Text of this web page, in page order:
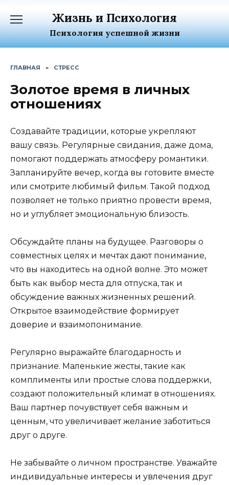
содержанию
Жизнь и Психология
Психология успешной жизни
ГЛАВНАЯ » СТРЕСС
Золотое время в личных
отношениях
Создавайте традиции, которые укрепляют
вашу связь. Регулярные свидания, даже дома,
помогают поддержать атмосферу романтики.
Запланируйте вечер, когда вы готовите вместе
или смотрите любимый фильм. Такой подход
позволяет не только приятно провести время,
но и углубляет эмоциональную близость.
Обсуждайте планы на будущее. Разговоры о
совместных целях и мечтах дают понимание,
что вы находитесь на одной волне. Это может
быть как выбор места для отпуска, так и
обсуждение важных жизненных решений.
Открытое взаимодействие формирует
доверие и взаимопонимание.
Регулярно выражайте благодарность и
признание. Маленькие жесты, такие как
комплименты или простые слова поддержки,
создают положительный климат в отношениях.
Ваш партнер почувствует себя важным и
ценным, что увеличивает желание заботиться
друг о друге.
Не забывайте о личном пространстве. Уважайте
индивидуальные интересы и увлечения друг